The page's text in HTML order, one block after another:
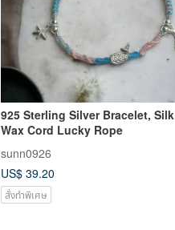
925 Sterling Silver Bracelet, Silk
Wax Cord Lucky Rope
sunn0926
US$ 39.20
สั่งทำพิเศษ